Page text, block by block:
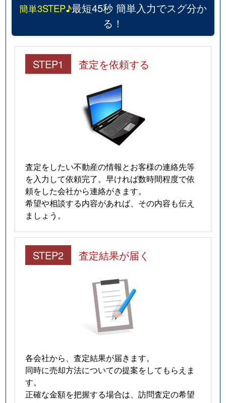
簡単3STEP♪最短45秒 簡単入力でスグ分か
る！
STEP1 査定を依頼する
査定をしたい不動産の情報とお客様の連絡先等
を入力して依頼完了。早ければ数時間程度で依
頼をした会社から連絡がきます。
希望や相談する内容があれば、その内容も伝え
ましょう。
STEP2 査定結果が届く
各会社から、査定結果が届きます。
同時に売却方法についての提案をしてもらえま
す。
正確な金額を把握する場合は、訪問査定の希望